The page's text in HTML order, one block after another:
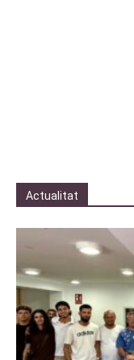
Actualitat